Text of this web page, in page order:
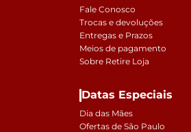
Fale Conosco
Trocas e devoluções
Entregas e Prazos
Meios de pagamento
Sobre Retire Loja
Datas Especiais
Dia das Mães
Ofertas de São Paulo